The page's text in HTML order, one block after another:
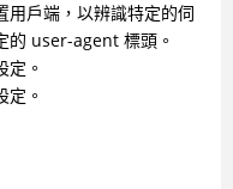
用戶端，以辨識特定的伺
的 user-agent 標頭。
定。
定。